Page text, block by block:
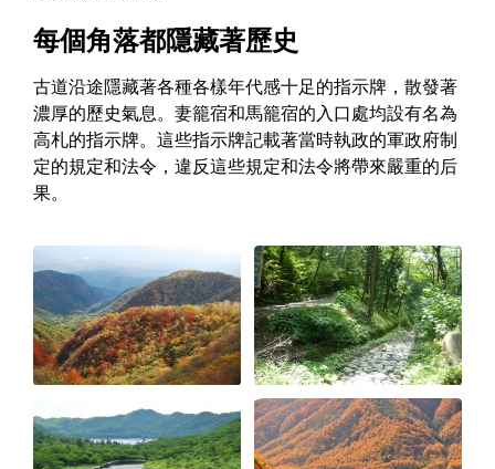
每個角落都隱藏著歷史
古道沿途隱藏著各種各樣年代感十足的指示牌，散發著
濃厚的歷史氣息。妻籠宿和馬籠宿的入口處均設有名為
高札的指示牌。這些指示牌記載著當時執政的軍政府制
定的規定和法令，違反這些規定和法令將帶來嚴重的后
果。